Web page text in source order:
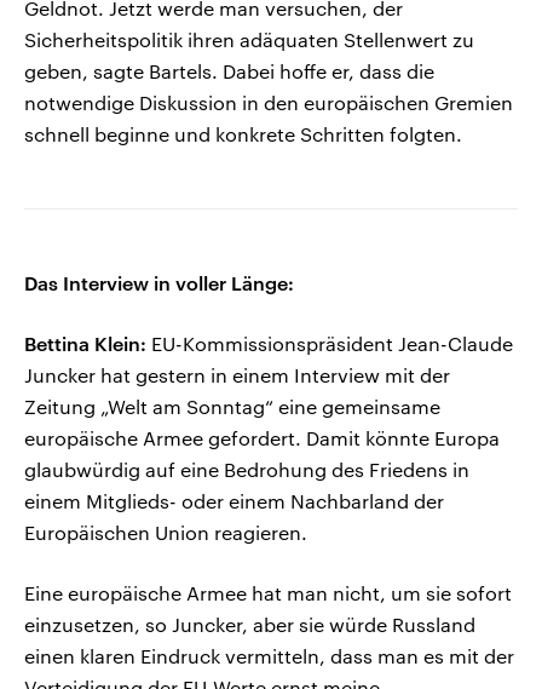
Geldnot. Jetzt werde man versuchen, der
Sicherheitspolitik ihren adäquaten Stellenwert zu
geben, sagte Bartels. Dabei hoffe er, dass die
notwendige Diskussion in den europäischen Gremien
schnell beginne und konkrete Schritten folgten.
Das Interview in voller Länge:
Bettina Klein: EU-Kommissionspräsident Jean-Claude
Juncker hat gestern in einem Interview mit der
Zeitung „Welt am Sonntag“ eine gemeinsame
europäische Armee gefordert. Damit könnte Europa
glaubwürdig auf eine Bedrohung des Friedens in
einem Mitglieds- oder einem Nachbarland der
Europäischen Union reagieren.
Eine europäische Armee hat man nicht, um sie sofort
einzusetzen, so Juncker, aber sie würde Russland
einen klaren Eindruck vermitteln, dass man es mit der